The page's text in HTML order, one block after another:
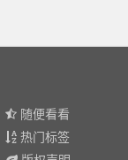
随便看看
热门标签